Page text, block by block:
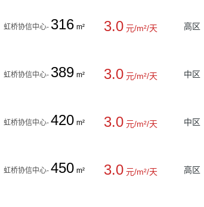
虹桥协信中心- 316 m² 3.0 元/m²/天 高区
虹桥协信中心- 389 m² 3.0 元/m²/天 中区
虹桥协信中心- 420 m² 3.0 元/m²/天 中区
虹桥协信中心- 450 m² 3.0 元/m²/天 高区